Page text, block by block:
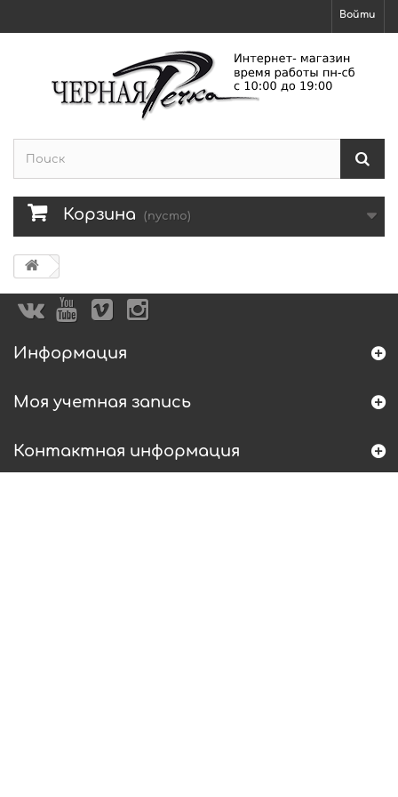
Войти
Корзина (пусто)
Информация
Моя учетная запись
Контактная информация